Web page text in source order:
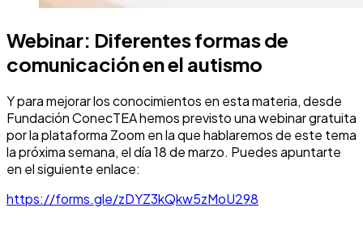
Webinar: Diferentes formas de
comunicación en el autismo
Y para mejorar los conocimientos en esta materia, desde
Fundación ConecTEA hemos previsto una webinar gratuita
por la plataforma Zoom en la que hablaremos de este tema
la próxima semana, el día 18 de marzo. Puedes apuntarte
en el siguiente enlace:
https://forms.gle/zDYZ3kQkw5zMoU298